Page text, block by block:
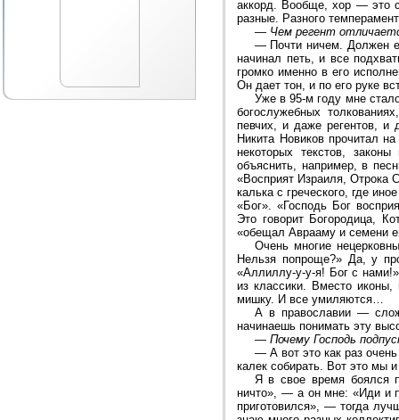
аккорд. Вообще, хор — это
разные. Разного
— Чем регент
— Почти ничем. Должен
начинал петь, и все
громко именно в его
Он дает тон, и по его руке
Уже в 95-м году мне
богослужебных
певчих, и даже регентов, и
Никита Новиков прочитал
некоторых текстов,
объяснить, например, в
«Восприят Израиля, Отрока
калька с греческого, где
«Бог». «Господь Бог
Это говорит Богородица,
«обещал Аврааму и семени
Очень многие
Нельзя попроще?» Да, у
«Аллиллу-у-у-я! Бог с
из классики. Вместо
мишку. И все умиляются…
А в православии —
начинаешь понимать эту
— Почему Господь
— А вот это как раз
калек собирать. Вот это мы
Я в свое время боялся
ничто», — а он мне: «Иди и
приготовился», — тогда